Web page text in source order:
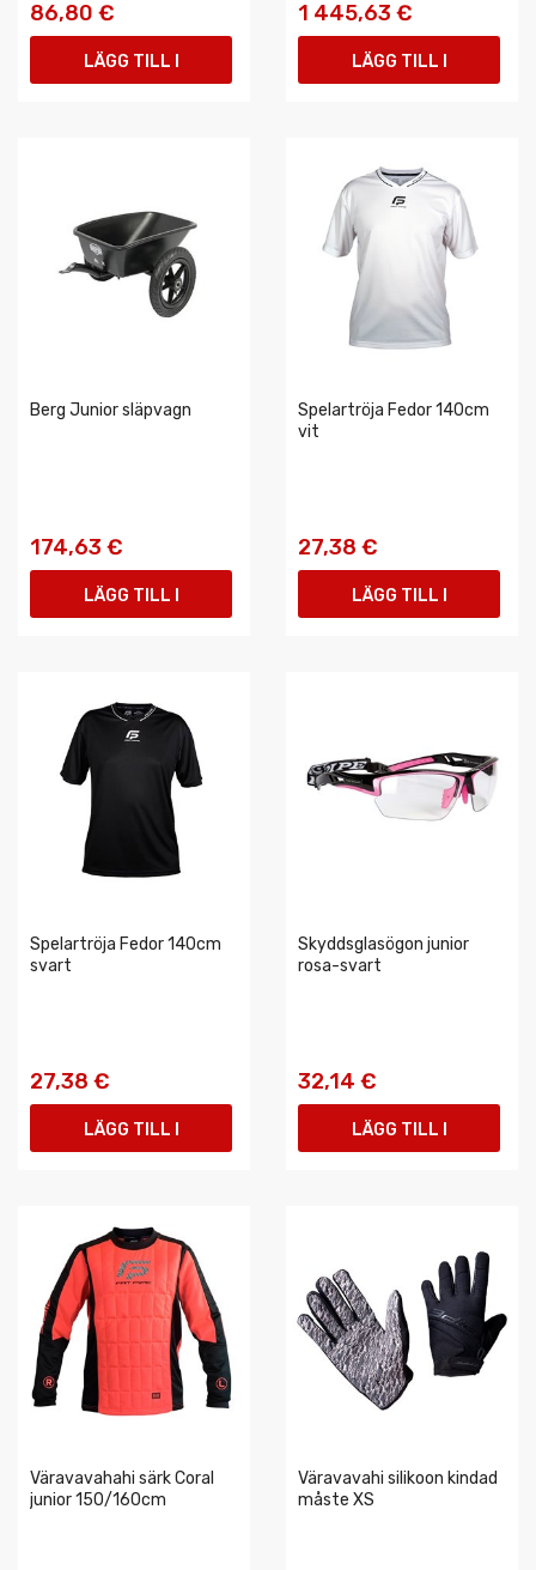
86,80 €
LÄGG TILL I
1 445,63 €
LÄGG TILL I
Berg Junior släpvagn
174,63 €
LÄGG TILL I
Spelartröja Fedor 140cm
vit
27,38 €
LÄGG TILL I
Spelartröja Fedor 140cm
svart
27,38 €
LÄGG TILL I
Skyddsglasögon junior
rosa-svart
32,14 €
LÄGG TILL I
Väravavahahi särk Coral
junior 150/160cm
Väravavahi silikoon kindad
måste XS